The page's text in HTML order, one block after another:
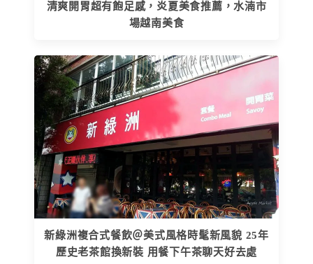
清爽開胃超有飽足感，炎夏美食推薦，水湳市
場越南美食
新綠洲複合式餐飲＠美式風格時髦新風貌 25年
歷史老茶館換新裝 用餐下午茶聊天好去處